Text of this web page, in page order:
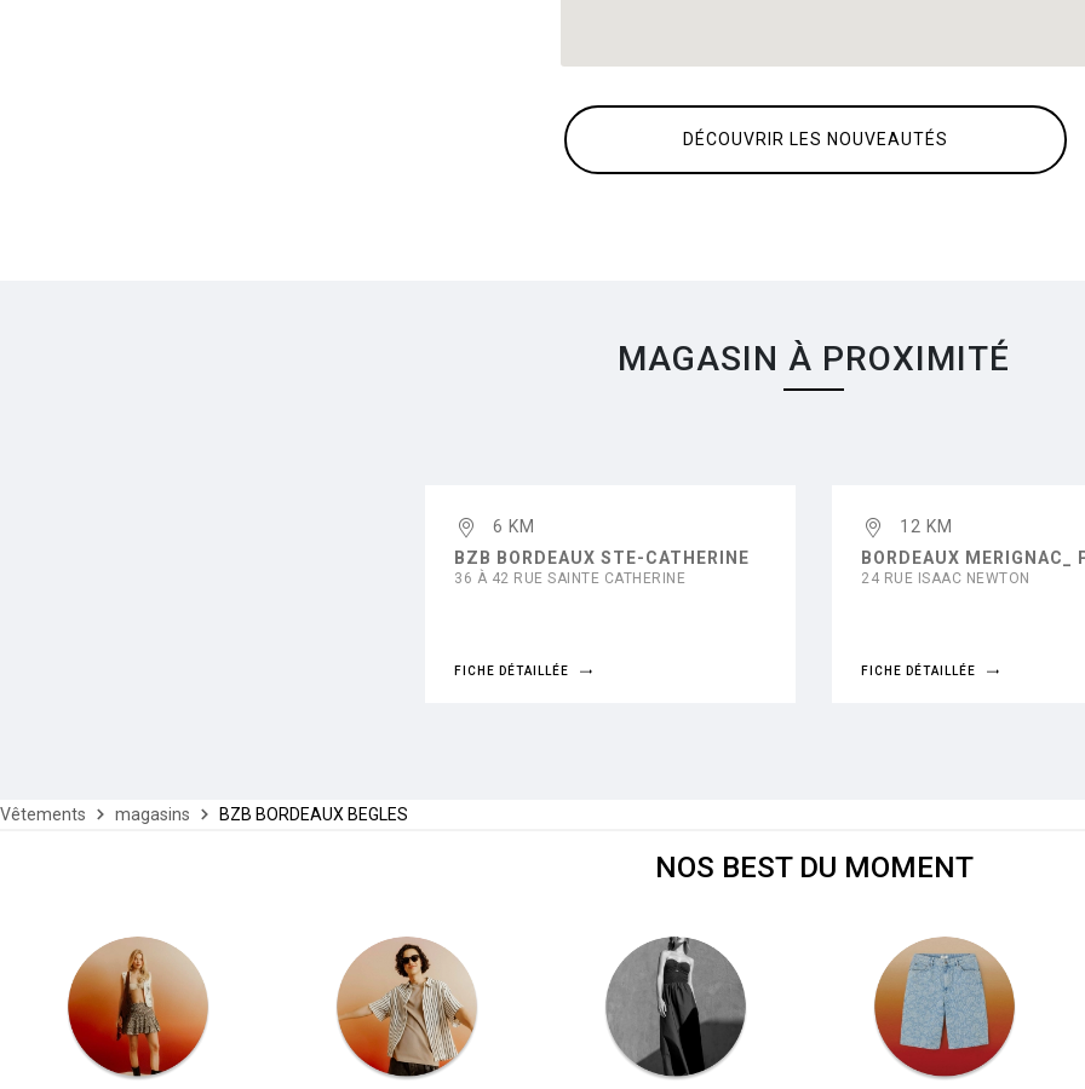
DÉCOUVRIR LES NOUVEAUTÉS
MAGASIN À PROXIMITÉ
6 KM
BZB BORDEAUX STE-CATHERINE
36 À 42 RUE SAINTE CATHERINE
FICHE DÉTAILLÉE
12 KM
BORDEAUX MERIGNAC_
24 RUE ISAAC NEWTON
FICHE DÉTAILLÉE
Vêtements magasins BZB BORDEAUX BEGLES
NOS BEST DU MOMENT